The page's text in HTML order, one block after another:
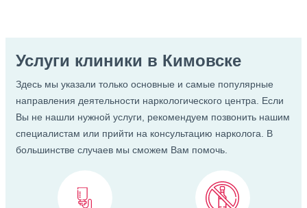
Услуги клиники в Кимовске
Здесь мы указали только основные и самые популярные
направления деятельности наркологического центра. Если
Вы не нашли нужной услуги, рекомендуем позвонить нашим
специалистам или прийти на консультацию нарколога. В
большинстве случаев мы сможем Вам помочь.